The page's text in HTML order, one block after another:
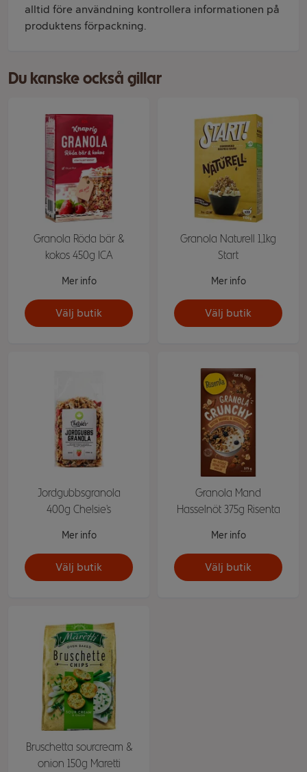
alltid före användning kontrollera informationen på
produktens förpackning.
Du kanske också gillar
Granola Röda bär &
kokos 450g ICA
Mer info
Välj butik
Granola Naturell 1,1kg
Start
Mer info
Välj butik
Jordgubbsgranola
400g Chelsie's
Mer info
Välj butik
Granola Mand
Hasselnöt 375g Risenta
Mer info
Välj butik
Bruschetta sourcream &
onion 150g Maretti